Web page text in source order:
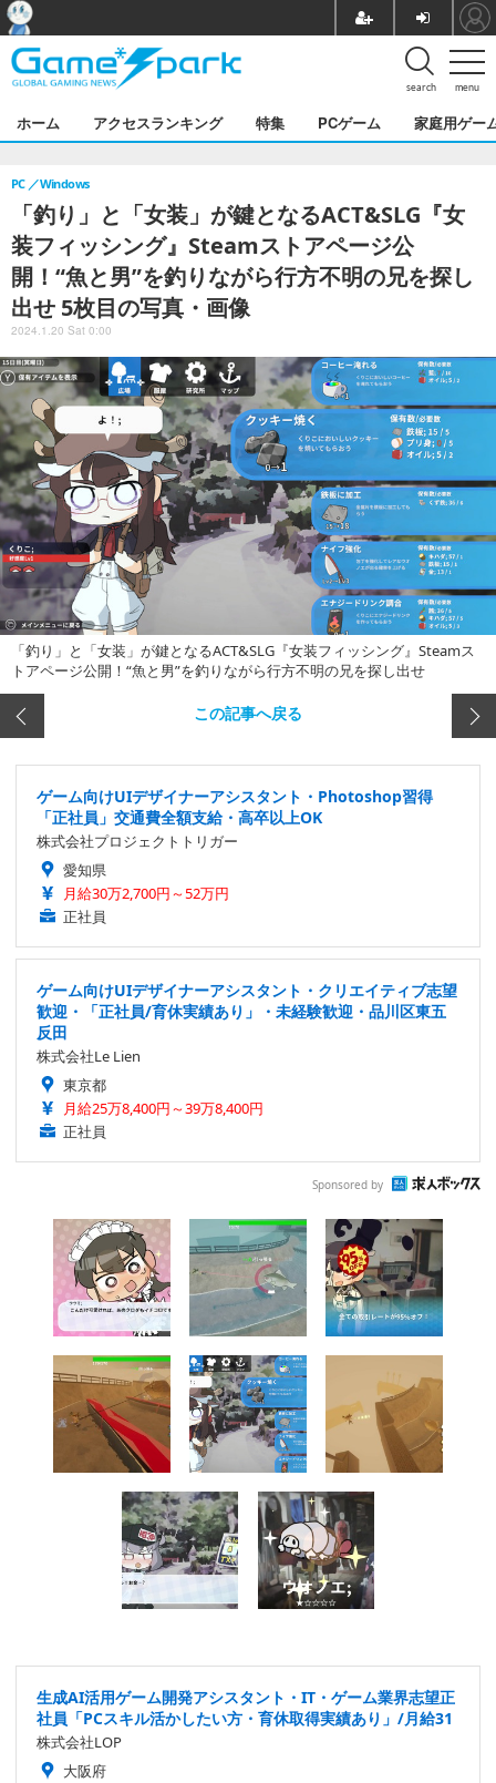
menu
search
ホーム アクセスランキング 特集 PCゲーム 家庭用ゲー
「釣り」と「女装」が鍵となるACT&SLG『女
装フィッシング』Steamストアページ公
開！“魚と男”を釣りながら行方不明の兄を探し
出せ 5枚目の写真・画像
PC Windows
2024.1.20 Sat 0:00
「釣り」と「女装」が鍵となるACT&SLG『女装フィッシング』Steamス
トアページ公開！“魚と男”を釣りながら行方不明の兄を探し出せ
この記事へ戻る
ゲーム向けUIデザイナーアシスタント・Photoshop習得
「正社員」交通費全額支給・高卒以上OK
株式会社プロジェクトトリガー
愛知県
月給30万2,700円～52万円
正社員
ゲーム向けUIデザイナーアシスタント・クリエイティブ志望
歓迎・「正社員/育休実績あり」・未経験歓迎・品川区東五
反田
株式会社Le Lien
東京都
月給25万8,400円～39万8,400円
正社員
Sponsored by
生成AI活用ゲーム開発アシスタント・IT・ゲーム業界志望正
社員「PCスキル活かしたい方・育休取得実績あり」/月給31
株式会社LOP
大阪府